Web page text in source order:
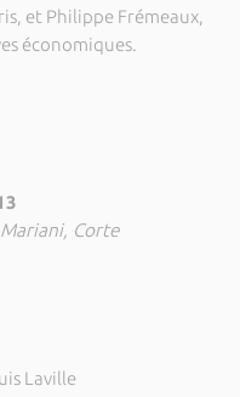
et Philippe Frémeaux,
économiques.
Corte
Laville